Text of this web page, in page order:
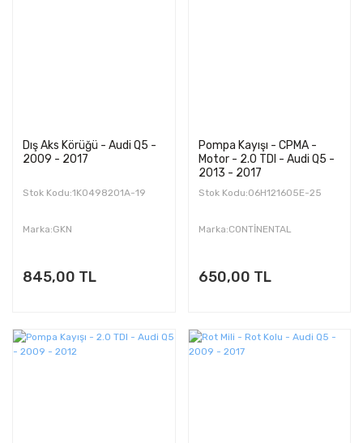
Dış Aks Körüğü - Audi Q5 -
2009 - 2017
Stok Kodu:1K0498201A-19
Marka:GKN
845,00 TL
Pompa Kayışı - CPMA -
Motor - 2.0 TDI - Audi Q5 -
2013 - 2017
Stok Kodu:06H121605E-25
Marka:CONTİNENTAL
650,00 TL